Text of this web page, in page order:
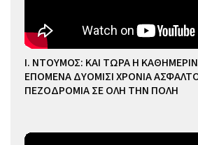
Ι. ΝΤΟΥΜΟΣ: ΚΑΙ ΤΩΡΑ Η
ΕΠΟΜΕΝΑ ΔΥΟΜΙΣΙ ΧΡΟΝΙΑ
ΠΕΖΟΔΡΟΜΙΑ ΣΕ ΟΛΗ ΤΗΝ ΠΟΛΗ